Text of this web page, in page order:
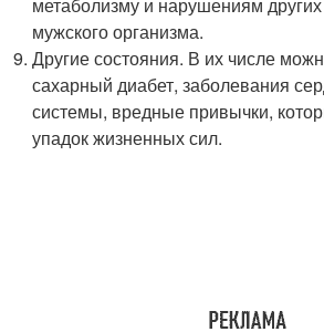
метаболизму и нарушениям
мужского организма.
Другие состояния. В их числе
сахарный диабет, заболевания
системы, вредные привычки,
упадок жизненных сил.